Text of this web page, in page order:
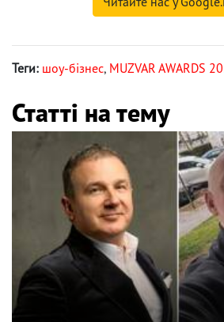
Теги: шоу-бізнес, MUZVAR AWARDS
Статті на тему